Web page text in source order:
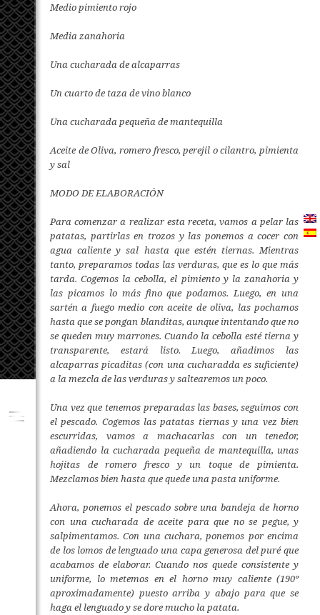
Medio pimiento rojo
Media zanahoria
Una cucharada de alcaparras
Un cuarto de taza de vino blanco
Una cucharada pequeña de mantequilla
Aceite de Oliva, romero fresco, perejil o cilantro, pimienta
y sal
MODO DE ELABORACIÓN
Para comenzar a realizar esta receta, vamos a pelar las
patatas, partirlas en trozos y las ponemos a cocer con
agua caliente y sal hasta que estén tiernas. Mientras
tanto, preparamos todas las verduras, que es lo que más
tarda. Cogemos la cebolla, el pimiento y la zanahoria y
las picamos lo más fino que podamos. Luego, en una
sartén a fuego medio con aceite de oliva, las pochamos
hasta que se pongan blanditas, aunque intentando que no
se queden muy marrones. Cuando la cebolla esté tierna y
transparente, estará listo. Luego, añadimos las
alcaparras picaditas (con una cucharadda es suficiente)
a la mezcla de las verduras y saltearemos un poco.
Una vez que tenemos preparadas las bases, seguimos con
el pescado. Cogemos las patatas tiernas y una vez bien
escurridas, vamos a machacarlas con un tenedor,
añadiendo la cucharada pequeña de mantequilla, unas
hojitas de romero fresco y un toque de pimienta.
Mezclamos bien hasta que quede una pasta uniforme.
Ahora, ponemos el pescado sobre una bandeja de horno
con una cucharada de aceite para que no se pegue, y
salpimentamos. Con una cuchara, ponemos por encima
de los lomos de lenguado una capa generosa del puré que
acabamos de elaborar. Cuando nos quede consistente y
uniforme, lo metemos en el horno muy caliente (190º
aproximadamente) puesto arriba y abajo para que se
haga el lenguado y se dore mucho la patata.